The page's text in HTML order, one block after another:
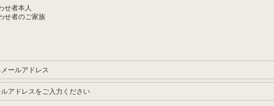
せ者本人
せ者のご家族